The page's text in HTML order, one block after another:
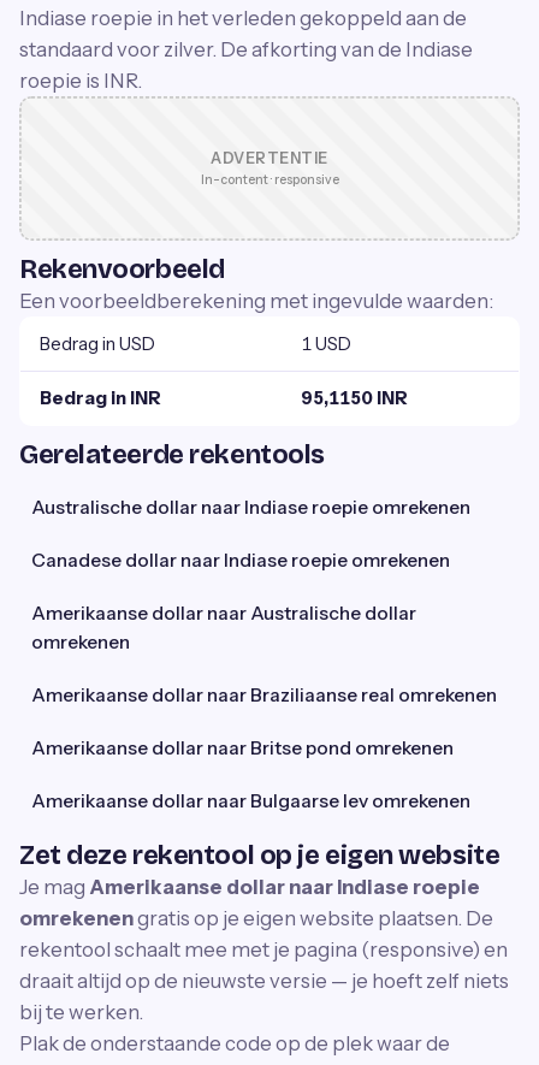
Indiase roepie in het verleden gekoppeld aan de
standaard voor zilver. De afkorting van de Indiase
roepie is INR.
ADVERTENTIE
In-content · responsive
Rekenvoorbeeld
Een voorbeeldberekening met ingevulde waarden:
Bedrag in USD 1 USD
Bedrag in INR 95,1150 INR
Gerelateerde rekentools
Australische dollar naar Indiase roepie omrekenen
Canadese dollar naar Indiase roepie omrekenen
Amerikaanse dollar naar Australische dollar
omrekenen
Amerikaanse dollar naar Braziliaanse real omrekenen
Amerikaanse dollar naar Britse pond omrekenen
Amerikaanse dollar naar Bulgaarse lev omrekenen
Zet deze rekentool op je eigen website
Je mag Amerikaanse dollar naar Indiase roepie
omrekenengratis op je eigen website plaatsen. De
rekentool schaalt mee met je pagina (responsive) en
draait altijd op de nieuwste versie — je hoeft zelf niets
bij te werken.
Plak de onderstaande code op de plek waar de